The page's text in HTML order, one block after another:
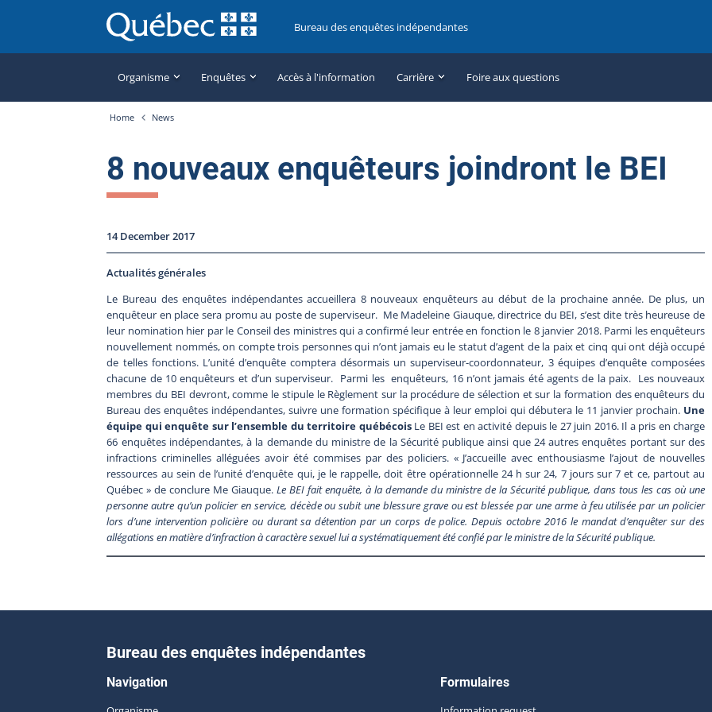
Bureau des enquêtes indépendantes
Organisme Enquêtes Accès à l'information Carrière Foire aux questions
Home News
8 nouveaux enquêteurs joindront le BEI
14 December 2017
Actualités générales
Le Bureau des enquêtes indépendantes accueillera 8 nouveaux enquêteurs au début de la prochaine année. De plus, un
enquêteur en place sera promu au poste de superviseur. Me Madeleine Giauque, directrice du BEI, s’est dite très heureuse de
leur nomination hier par le Conseil des ministres qui a confirmé leur entrée en fonction le 8 janvier 2018. Parmi les enquêteurs
nouvellement nommés, on compte trois personnes qui n’ont jamais eu le statut d’agent de la paix et cinq qui ont déjà occupé
de telles fonctions. L’unité d’enquête comptera désormais un superviseur-coordonnateur, 3 équipes d’enquête composées
chacune de 10 enquêteurs et d’un superviseur. Parmi les enquêteurs, 16 n’ont jamais été agents de la paix. Les nouveaux
membres du BEI devront, comme le stipule le Règlement sur la procédure de sélection et sur la formation des enquêteurs du
Bureau des enquêtes indépendantes, suivre une formation spécifique à leur emploi qui débutera le 11 janvier prochain. Une
équipe qui enquête sur l’ensemble du territoire québécoisLe BEI est en activité depuis le 27 juin 2016. Il a pris en charge
66 enquêtes indépendantes, à la demande du ministre de la Sécurité publique ainsi que 24 autres enquêtes portant sur des
infractions criminelles alléguées avoir été commises par des policiers. « J’accueille avec enthousiasme l’ajout de nouvelles
ressources au sein de l’unité d’enquête qui, je le rappelle, doit être opérationnelle 24 h sur 24, 7 jours sur 7 et ce, partout au
Québec » de conclure Me Giauque.Le BEI fait enquête, à la demande du ministre de la Sécurité publique, dans tous les cas où une
personne autre qu’un policier en service, décède ou subit une blessure grave ou est blessée par une arme à feu utilisée par un policier
lors d’une intervention policière ou durant sa détention par un corps de police. Depuis octobre 2016 le mandat d’enquêter sur des
allégations en matière d’infraction à caractère sexuel lui a systématiquement été confié par le ministre de la Sécurité publique.
Bureau des enquêtes indépendantes
Navigation Formulaires